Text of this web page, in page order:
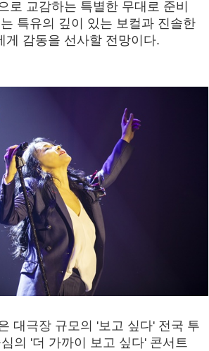
로 교감하는 특별한 무대로 준비
특유의 깊이 있는 보컬과 진솔한
게 감동을 선사할 전망이다.
대극장 규모의 '보고 싶다' 전국 투
의 '더 가까이 보고 싶다' 콘서트